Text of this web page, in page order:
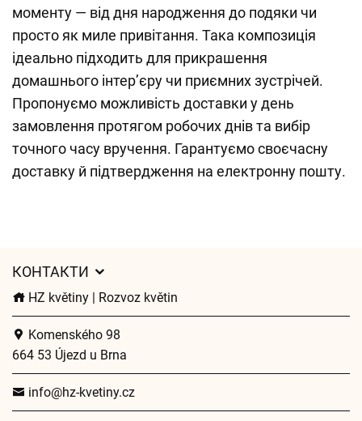
моменту — від дня народження до подяки чи
просто як миле привітання. Така композиція
ідеально підходить для прикрашення
домашнього інтер’єру чи приємних зустрічей.
Пропонуємо можливість доставки у день
замовлення протягом робочих днів та вибір
точного часу вручення. Гарантуємо своєчасну
доставку й підтвердження на електронну пошту.
КОНТАКТИ
HZ květiny | Rozvoz květin
Komenského 98
664 53 Újezd u Brna
info@hz-kvetiny.cz